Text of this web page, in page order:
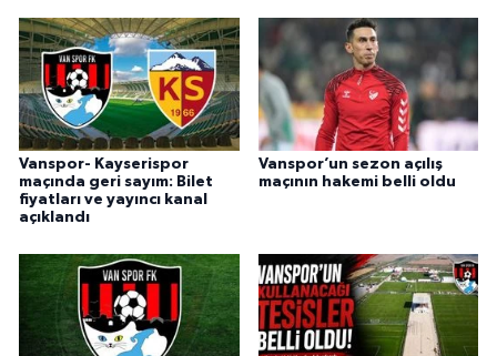
Vanspor- Kayserispor
maçında geri sayım: Bilet
fiyatları ve yayıncı kanal
açıklandı
Vanspor’un sezon açılış
maçının hakemi belli oldu